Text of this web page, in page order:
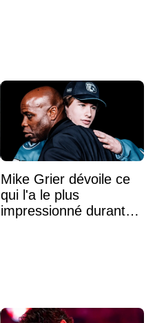
Mike Grier dévoile ce
qui l'a le plus
impressionné durant